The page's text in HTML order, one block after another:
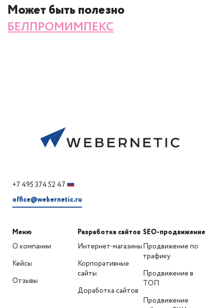
Может быть полезно
БЕЛПРОМИМПЕКС
+7 495 374 52 47
office@webernetic.ru
Меню
О компании
Кейсы
Отзывы
Разработка сайтов
Интернет-магазины
Корпоративные
сайты
Доработка сайтов
SEO-продвижение
Продвижение по
трафику
Продвижение в
ТОП
Продвижение